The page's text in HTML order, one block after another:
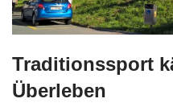
Traditionssport
Überleben